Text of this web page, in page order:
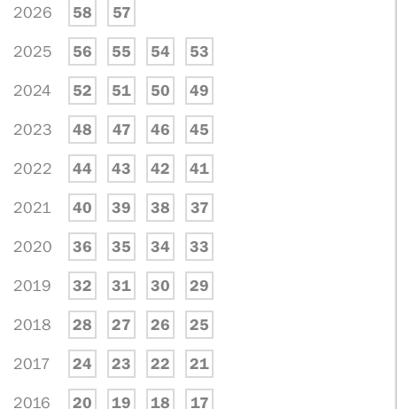
2026 58 57
2025 56 55 54 53
2024 52 51 50 49
2023 48 47 46 45
2022 44 43 42 41
2021 40 39 38 37
2020 36 35 34 33
2019 32 31 30 29
2018 28 27 26 25
2017 24 23 22 21
2016 20 19 18 17